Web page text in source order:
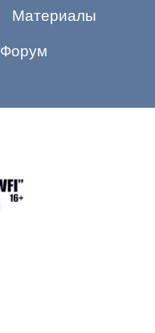
Материалы
Форум